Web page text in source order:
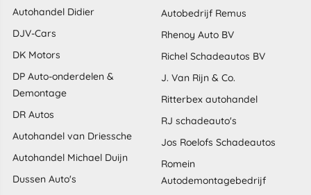
Autohandel Didier
DJV-Cars
DK Motors
DP Auto-onderdelen &
Demontage
DR Autos
Autohandel van Driessche
Autohandel Michael Duijn
Dussen Auto's
Autobedrijf Remus
Rhenoy Auto BV
Richel Schadeautos BV
J. Van Rijn & Co.
Ritterbex autohandel
RJ schadeauto's
Jos Roelofs Schadeautos
Romein
Autodemontagebedrijf